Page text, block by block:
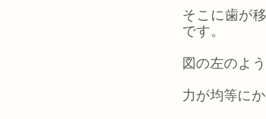
そこに歯が
です。
図の左のよ
力が均等に